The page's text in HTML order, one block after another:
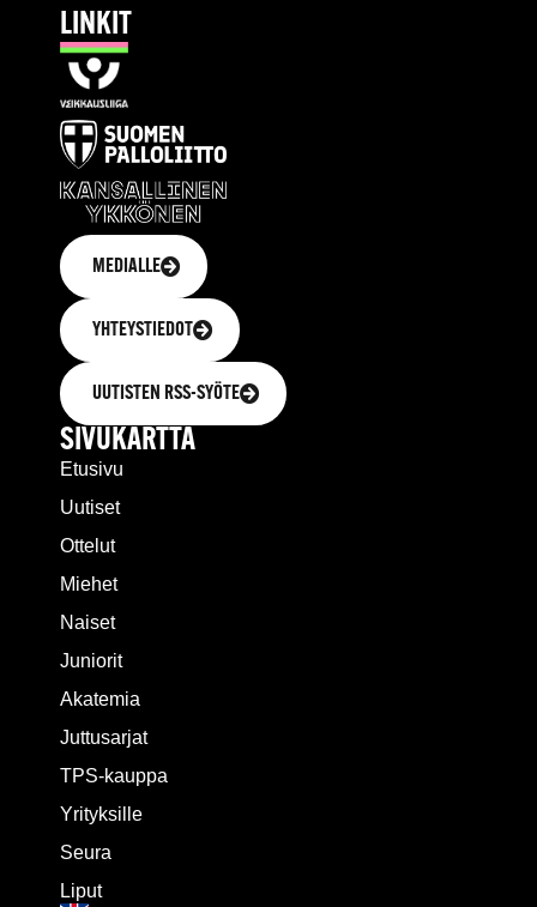
LINKIT
MEDIALLE
YHTEYSTIEDOT
UUTISTEN RSS-SYÖTE
SIVUKARTTA
Etusivu
Uutiset
Ottelut
Miehet
Naiset
Juniorit
Akatemia
Juttusarjat
TPS-kauppa
Yrityksille
Seura
Liput